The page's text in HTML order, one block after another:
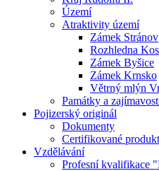
Území
Atraktivity území
Zámek Stránov
Rozhledna
Zámek Byšice
Zámek Krnsko
Větrný mlýn
Památky a
Pojizerský originál
Dokumenty
Certifikované
Vzdělávání
Profesní kvalifikace